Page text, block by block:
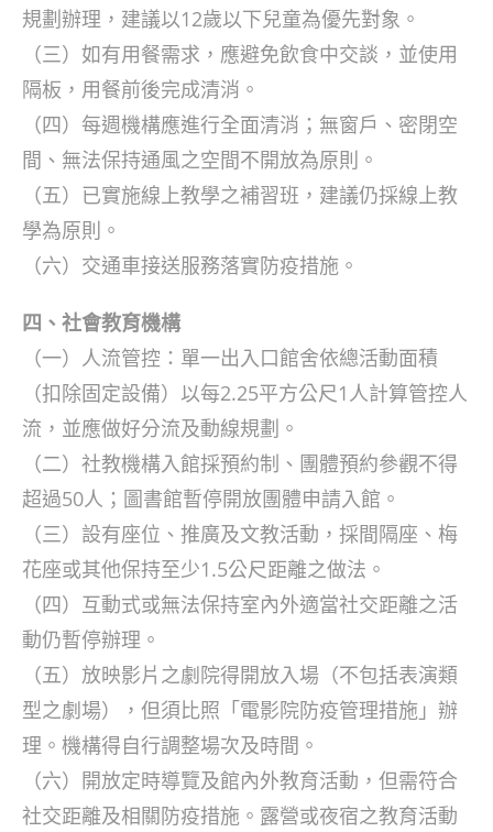
規劃辦理，建議以12歲以下兒童為優先對象。
（三）如有用餐需求，應避免飲食中交談，並使用
隔板，用餐前後完成清消。
（四）每週機構應進行全面清消；無窗戶、密閉空
間、無法保持通風之空間不開放為原則。
（五）已實施線上教學之補習班，建議仍採線上教
學為原則。
（六）交通車接送服務落實防疫措施。
四、社會教育機構
（一）人流管控：單一出入口館舍依總活動面積
（扣除固定設備）以每2.25平方公尺1人計算管控人
流，並應做好分流及動線規劃。
（二）社教機構入館採預約制、團體預約參觀不得
超過50人；圖書館暫停開放團體申請入館。
（三）設有座位、推廣及文教活動，採間隔座、梅
花座或其他保持至少1.5公尺距離之做法。
（四）互動式或無法保持室內外適當社交距離之活
動仍暫停辦理。
（五）放映影片之劇院得開放入場（不包括表演類
型之劇場），但須比照「電影院防疫管理措施」辦
理。機構得自行調整場次及時間。
（六）開放定時導覽及館內外教育活動，但需符合
社交距離及相關防疫措施。露營或夜宿之教育活動